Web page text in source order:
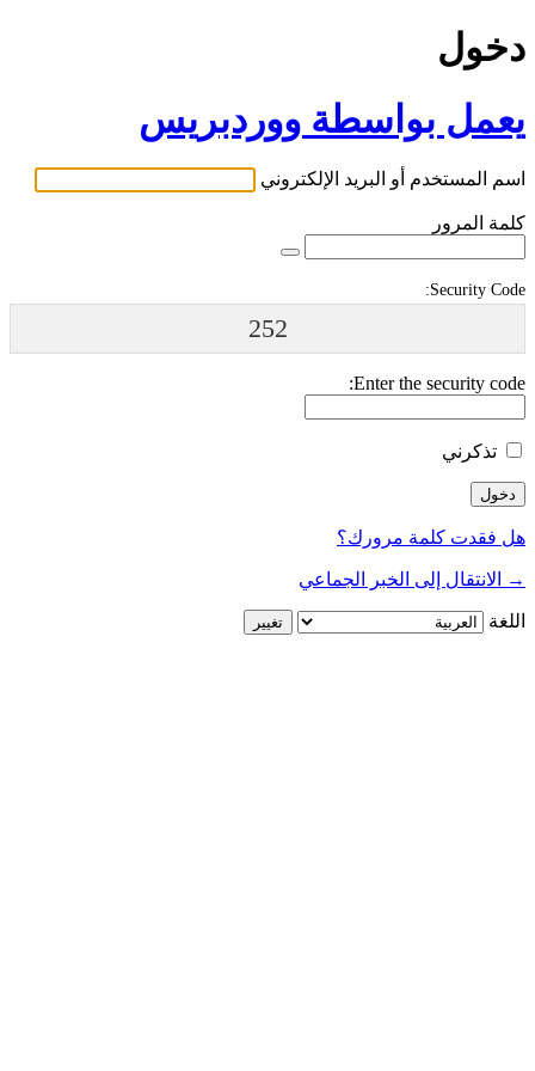
دخول
يعمل بواسطة ووردبريس
اسم المستخدم أو البريد الإلكتروني
كلمة المرور
Security Code:
252
Enter the security code:
تذكرني
هل فقدت كلمة مرورك؟
→ الانتقال إلى الخبر الجماعي
اللغة